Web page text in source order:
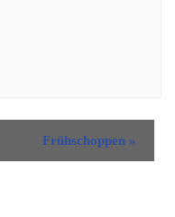
Frühschoppen »